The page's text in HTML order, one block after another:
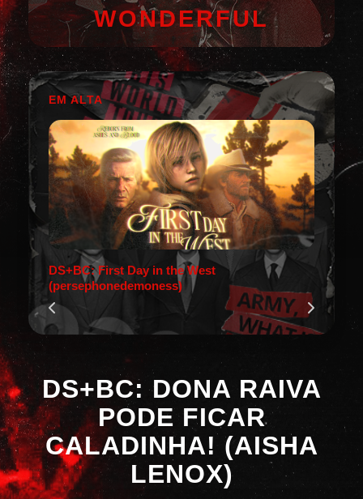
WONDERFUL
EM ALTA
DS+BC: First Day in the West
(persephonedemoness)
DS+BC: DONA RAIVA
PODE FICAR
CALADINHA! (AISHA
LENOX)